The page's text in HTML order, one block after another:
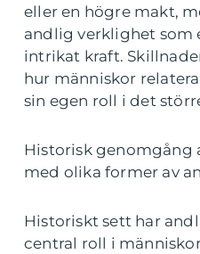
eller en högre makt,
andlig verklighet som
intrikat kraft.
hur människor
sin egen roll i det
Historisk genomgång
med olika former av
Historiskt sett har
central roll i